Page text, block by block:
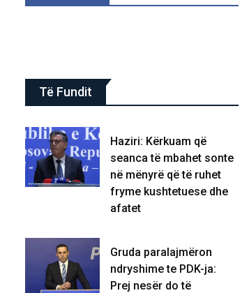
Të Fundit
Haziri: Kërkuam që
seanca të mbahet sonte
në mënyrë që të ruhet
fryme kushtetuese dhe
afatet
Gruda paralajmëron
ndryshime te PDK-ja:
Prej nesër do të